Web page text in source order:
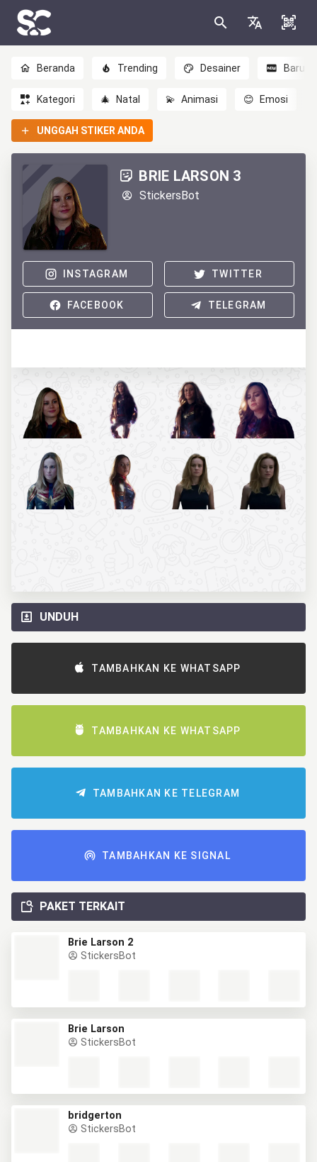
Beranda Trending Desainer Baru
Kategori 🎄 Natal 💫 Animasi 😊 Emosi
UNGGAH STIKER ANDA
BRIE LARSON 3
StickersBot
INSTAGRAM TWITTER
FACEBOOK TELEGRAM
UNDUH
TAMBAHKAN KE WHATSAPP
TAMBAHKAN KE WHATSAPP
TAMBAHKAN KE TELEGRAM
TAMBAHKAN KE SIGNAL
PAKET TERKAIT
Brie Larson 2
StickersBot
Brie Larson
StickersBot
bridgerton
StickersBot